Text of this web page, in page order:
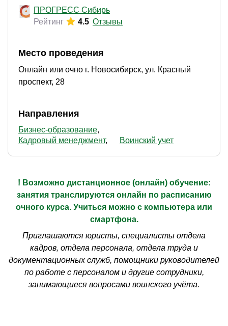
ПРОГРЕСС Сибирь
Рейтинг
4.5 Отзывы
Место проведения
Онлайн или очно г. Новосибирск, ул. Красный
проспект, 28
Направления
Бизнес-образование
Кадровый менеджмент
Воинский учет
! Возможно дистанционное (онлайн) обучение:
занятия транслируются онлайн по расписанию
очного курса. Учиться можно с компьютера или
смартфона.
Приглашаются юристы, специалисты отдела
кадров, отдела персонала, отдела труда и
документационных служб, помощники руководителей
по работе с персоналом и другие сотрудники,
занимающиеся вопросами воинского учёта.